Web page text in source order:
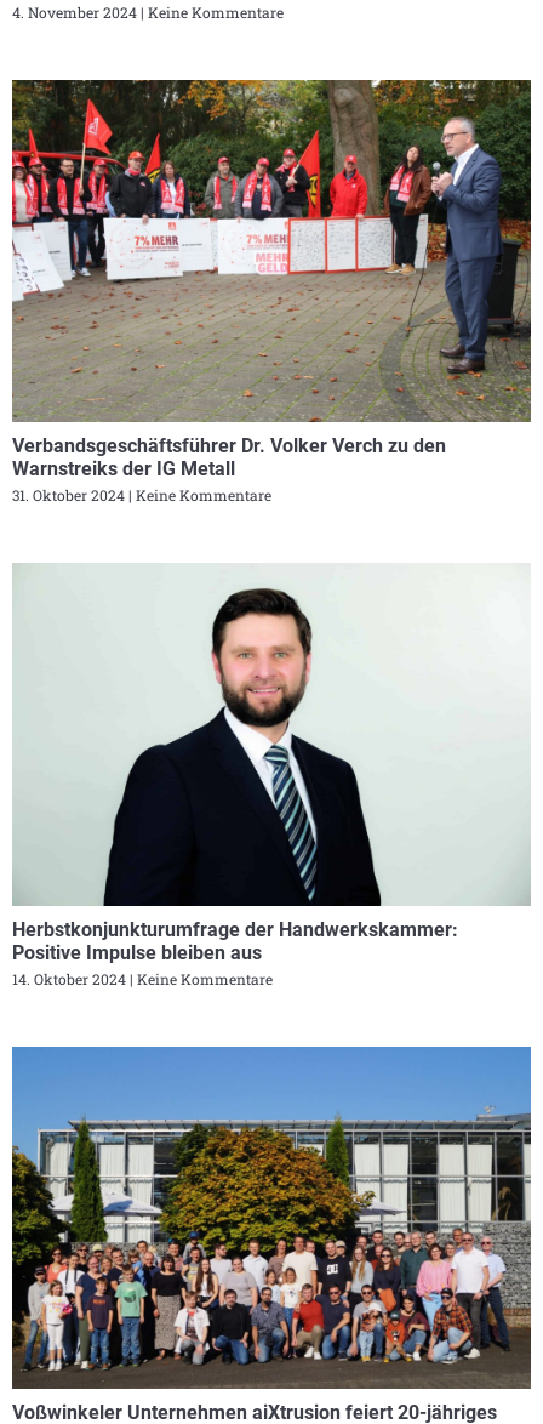
4. November 2024 Keine Kommentare
Verbandsgeschäftsführer Dr. Volker Verch zu den
Warnstreiks der IG Metall
31. Oktober 2024 Keine Kommentare
Herbstkonjunkturumfrage der Handwerkskammer:
Positive Impulse bleiben aus
14. Oktober 2024 Keine Kommentare
Voßwinkeler Unternehmen aiXtrusion feiert 20-jähriges